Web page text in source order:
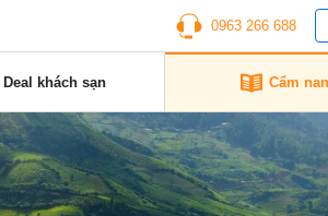
0963 266 688
Deal khách sạn Cẩm